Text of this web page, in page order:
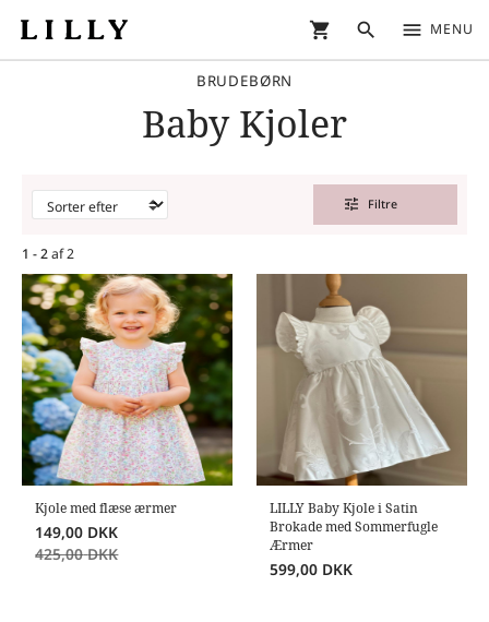
shopping_cart search menu MENU
BRUDEBØRN
Baby Kjoler
tune Filtre
1 - 2af2
Kjole med flæse ærmer
149,00 DKK
425,00 DKK
LILLY Baby Kjole i Satin
Brokade med Sommerfugle
Ærmer
599,00 DKK